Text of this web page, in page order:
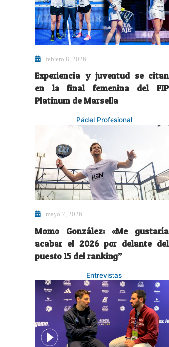
febrero 8, 2026
Experiencia y juventud se citan
en la final femenina del FIP
Platinum de Marsella
Pádel Profesional
mayo 7, 2026
Momo González: «Me gustaría
acabar el 2026 por delante del
puesto 15 del ranking”
Entrevistas